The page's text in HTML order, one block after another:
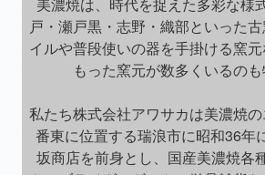
戸・瀬戸黒・志野・織部といった
イルや普段使いの器を手掛ける窯
もった窯元が数多くいるのも
私たち株式会社アワサカは美濃焼
番東に位置する瑞浪市に昭和36年
坂商店を前身とし、国産美濃焼各